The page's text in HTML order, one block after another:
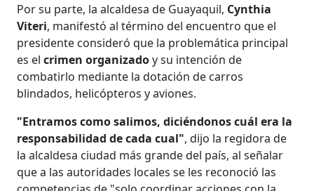
Por su parte, la alcaldesa de Guayaquil, Cynthia
Viteri, manifestó al término del encuentro que el
presidente consideró que la problemática principal
es elcrimen organizadoy su intención de
combatirlo mediante la dotación de carros
blindados, helicópteros y aviones.
"Entramos como salimos, diciéndonos cuál era la
responsabilidad de cada cual", dijo la regidora de
la alcaldesa ciudad más grande del país, al señalar
que a las autoridades locales se les reconoció las